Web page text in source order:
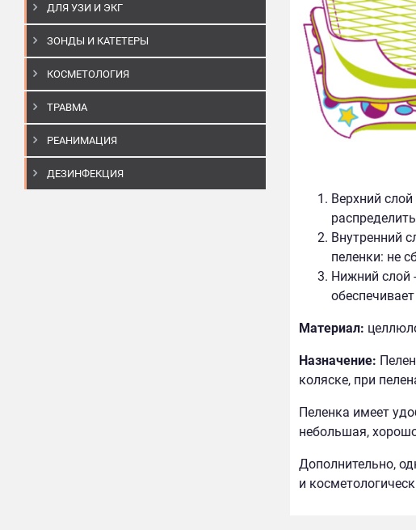
ДЛЯ УЗИ И ЭКГ
ЗОНДЫ И КАТЕТЕРЫ
КОСМЕТОЛОГИЯ
ТРАВМА
РЕАНИМАЦИЯ
ДЕЗИНФЕКЦИЯ
Верхний
Внутренний
пеленки: не
Нижний слой
Материал:
Назначение:
коляске, при
Пеленка имеет
небольшая,
Дополнительно,
и